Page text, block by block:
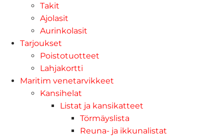
Takit
Ajolasit
Aurinkolasit
Tarjoukset
Poistotuotteet
Lahjakortti
Maritim venetarvikkeet
Kansihelat
Listat ja kansikatteet
Törmäyslista
Reuna- ja ikkunalistat